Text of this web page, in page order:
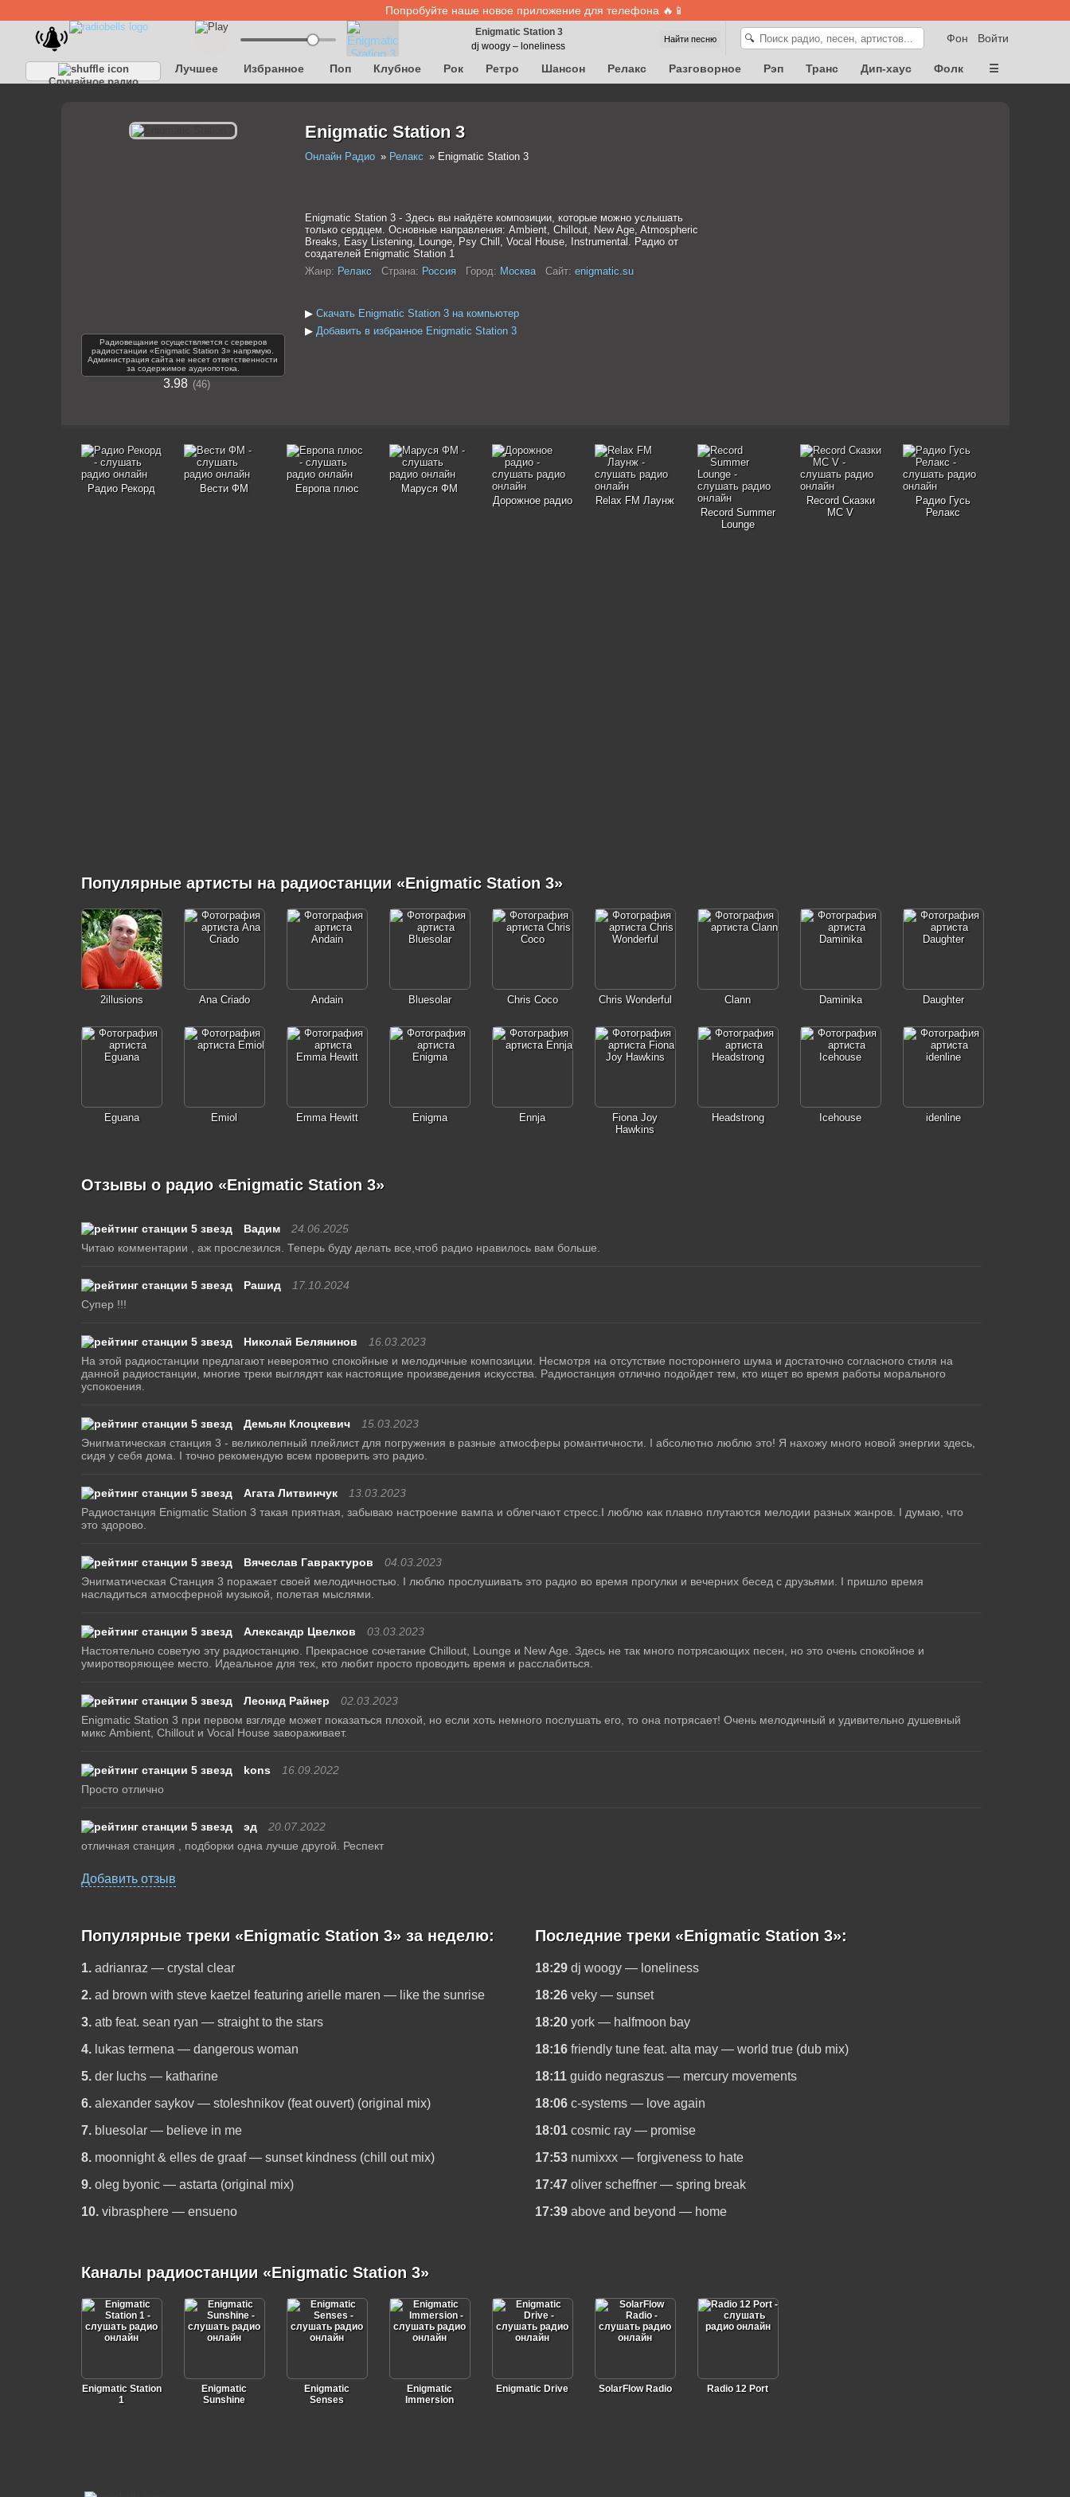
Попробуйте наше новое приложение для телефона 🔥📱
Войти
Фон
🔍
Найти песню
Enigmatic Station 3
dj woogy – loneliness
Случайное радио
Лучшее Избранное Поп Клубное Рок Ретро Шансон Релакс Разговорное Рэп Транс Дип-хаус Фолк ☰
Радиовещание осуществляется с серверов
радиостанции «Enigmatic Station 3» напрямую.
Администрация сайта не несет ответственности
за содержимое аудиопотока.
3.98 46
Enigmatic Station 3
Онлайн Радио Релакс Enigmatic Station 3
Enigmatic Station 3 - Здесь вы найдёте композиции, которые можно услышать
только сердцем. Основные направления: Ambient, Chillout, New Age, Atmospheric
Breaks, Easy Listening, Lounge, Psy Chill, Vocal House, Instrumental. Радио от
создателей Enigmatic Station 1
Жанр: Релакс Страна: Россия Город: Москва Сайт: enigmatic.su
▶ Скачать Enigmatic Station 3 на компьютер
▶ Добавить в избранное Enigmatic Station 3
Радио Рекорд Вести ФМ Европа плюс
Маруся ФМ
Дорожное радио
Relax FM Лаунж
Record Summer
Lounge
Record Сказки
MC V
Радио Гусь
Релакс
Популярные артисты на радиостанции «Enigmatic Station 3»
2illusions Ana Criado Andain Bluesolar Chris Coco Chris Wonderful Clann Daminika Daughter
Eguana Emiol Emma Hewitt Enigma Ennja
Fiona Joy
Hawkins
Headstrong Icehouse idenline
Отзывы о радио «Enigmatic Station 3»
Вадим
24.06.2025
Читаю комментарии , аж прослезился. Теперь буду делать все,чтоб радио нравилось вам больше.
Рашид
17.10.2024
Супер !!!
Николай Белянинов
16.03.2023
На этой радиостанции предлагают невероятно спокойные и мелодичные композиции. Несмотря на отсутствие постороннего шума и достаточно согласного стиля на
данной радиостанции, многие треки выглядят как настоящие произведения искусства. Радиостанция отлично подойдет тем, кто ищет во время работы морального
успокоения.
Демьян Клоцкевич
15.03.2023
Энигматическая станция 3 - великолепный плейлист для погружения в разные атмосферы романтичности. Ι абсолютно люблю это! Я нахожу много новой энергии здесь,
сидя у себя дома. Ι точно рекомендую всем проверить это радио.
Агата Литвинчук
13.03.2023
Радиостанция Enigmatic Station 3 такая приятная, забываю настроение вампа и облегчают стресс.Ι люблю как плавно плутаются мелодии разных жанров. Ι думаю, что
это здорово.
Вячеслав Гаврактуров
04.03.2023
Энигматическая Станция 3 поражает своей мелодичностью. Ι люблю прослушивать это радио во время прогулки и вечерних бесед с друзьями. Ι пришло время
насладиться атмосферной музыкой, полетая мыслями.
Александр Цвелков
03.03.2023
Настоятельно советую эту радиостанцию. Прекрасное сочетание Chillout, Lounge и New Age. Здесь не так много потрясающих песен, но это очень спокойное и
умиротворяющее место. Идеальное для тех, кто любит просто проводить время и расслабиться.
Леонид Райнер
02.03.2023
Enigmatic Station 3 при первом взгляде может показаться плохой, но если хоть немного послушать его, то она потрясает! Очень мелодичный и удивительно душевный
микс Ambient, Chillout и Vocal House завораживает.
kons
16.09.2022
Просто отлично
эд
20.07.2022
отличная станция , подборки одна лучше другой. Респект
Добавить отзыв
Популярные треки «Enigmatic Station 3» за неделю:
1. adrianraz — crystal clear
2. ad brown with steve kaetzel featuring arielle maren — like the sunrise
3. atb feat. sean ryan — straight to the stars
4. lukas termena — dangerous woman
5. der luchs — katharine
6. alexander saykov — stoleshnikov (feat ouvert) (original mix)
7. bluesolar — believe in me
8. moonnight & elles de graaf — sunset kindness (chill out mix)
9. oleg byonic — astarta (original mix)
10. vibrasphere — ensueno
Последние треки «Enigmatic Station 3»:
18:29 dj woogy — loneliness
18:26 veky — sunset
18:20 york — halfmoon bay
18:16 friendly tune feat. alta may — world true (dub mix)
18:11 guido negraszus — mercury movements
18:06 c-systems — love again
18:01 cosmic ray — promise
17:53 numixxx — forgiveness to hate
17:47 oliver scheffner — spring break
17:39 above and beyond — home
Каналы радиостанции «Enigmatic Station 3»
Enigmatic Station
1
Enigmatic
Sunshine
Enigmatic
Senses
Enigmatic
Immersion
Enigmatic Drive SolarFlow Radio Radio 12 Port